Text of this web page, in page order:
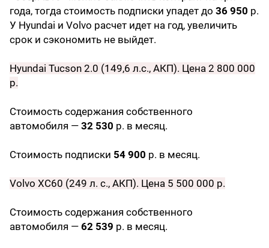
года, тогда стоимость подписки упадет до 36 950 р.
У Hyundai и Volvo расчет идет на год, увеличить
срок и сэкономить не выйдет.
Hyundai Tucson 2.0 (149,6 л.с., АКП). Цена 2 800 000
р.
Стоимость содержания собственного
автомобиля — 32 530 р. в месяц.
Стоимость подписки 54 900 р. в месяц.
Volvo XC60 (249 л. с., АКП). Цена 5 500 000 р.
Стоимость содержания собственного
автомобиля — 62 539 р. в месяц.